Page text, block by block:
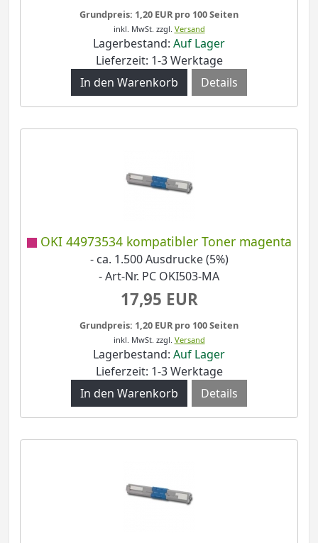
Grundpreis: 1,20 EUR pro 100 Seiten
inkl. MwSt. zzgl. Versand
Lagerbestand: Auf Lager
Lieferzeit: 1-3 Werktage
Details
OKI 44973534 kompatibler Toner magenta
- ca. 1.500 Ausdrucke (5%)
- Art-Nr. PC OKI503-MA
17,95 EUR
Grundpreis: 1,20 EUR pro 100 Seiten
inkl. MwSt. zzgl. Versand
Lagerbestand: Auf Lager
Lieferzeit: 1-3 Werktage
Details